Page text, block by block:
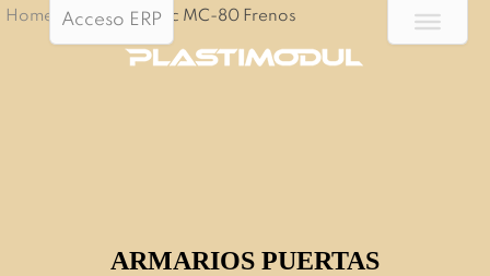
Acceso ERP
Home / ModulClassic MC-80 Frenos
ARMARIOS PUERTAS